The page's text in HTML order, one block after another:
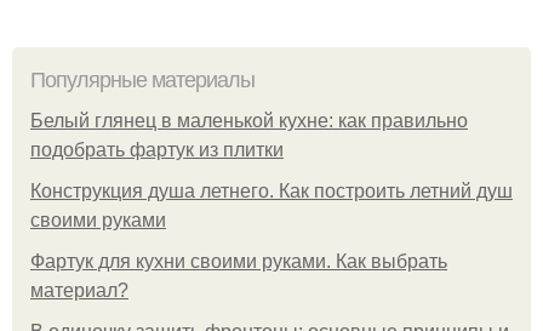
Популярные материалы
Белый глянец в маленькой кухне: как правильно
подобрать фартук из плитки
Конструкция душа летнего. Как построить летний душ
своими руками
Фартук для кухни своими руками. Как выбрать
материал?